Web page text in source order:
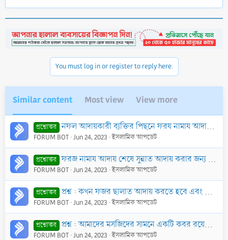
You must log in or register to reply here.
Similar content Most view View more
প্রশ্নোত্তর নফল আদায়কারী ব্যক্তির পিছনে ফরয নামায আদায় করার বিধান কি? যেমন তারাবীহ্‌র নামাযের ইমামের পিছনে এশা ছালাত আদায় করা?
FORUM BOT Jun 24, 2023 ইসলামিক আপডেট
প্রশ্নোত্তর ফরজ নামায আদায় শেষে সুন্নাত আদায় করার জন্য স্থান পরিবর্তন করার কোন দলীল আছে কি?
FORUM BOT Jun 24, 2023 ইসলামিক আপডেট
প্রশ্নোত্তর প্রশ্ন : কখন ফজর ছালাত আদায় করতে হবে এবং এর সঠিক সময় কোনটি?
FORUM BOT Jun 24, 2023 ইসলামিক আপডেট
প্রশ্নোত্তর প্রশ্ন : আমাদের মসজিদের সামনে একটি কবর রয়েছে। মসজিদের প্রাচীর রয়েছে। তবে কবরের জন্য আলাদা কোন প্রাচীর নেই। এক্ষণে উক্ত মসজিদে ছালাত আদায় করা যাবে কি?
FORUM BOT Jun 24, 2023 ইসলামিক আপডেট